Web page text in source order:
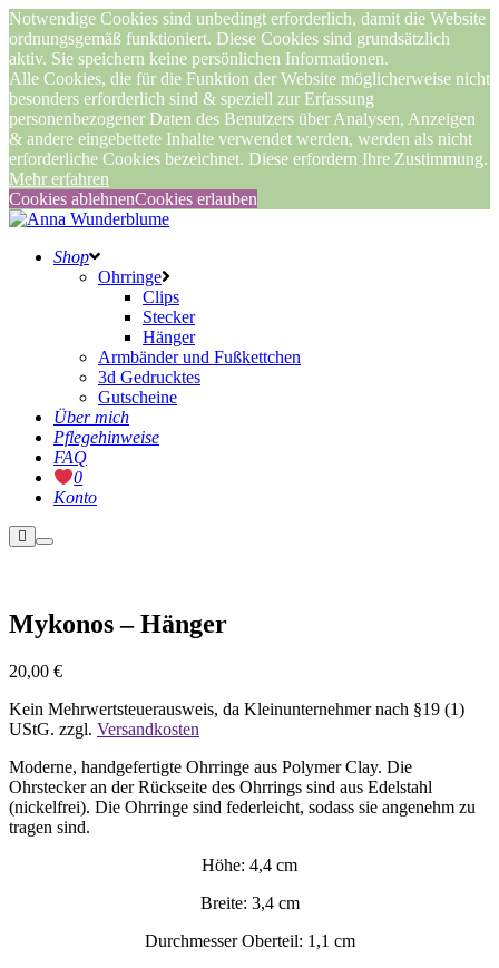
Notwendige Cookies sind unbedingt erforderlich, damit die Website
ordnungsgemäß funktioniert. Diese Cookies sind grundsätzlich
aktiv. Sie speichern keine persönlichen Informationen.
Alle Cookies, die für die Funktion der Website möglicherweise nicht
besonders erforderlich sind & speziell zur Erfassung
personenbezogener Daten des Benutzers über Analysen, Anzeigen
& andere eingebettete Inhalte verwendet werden, werden als nicht
erforderliche Cookies bezeichnet. Diese erfordern Ihre Zustimmung.
Mehr erfahren
Cookies ablehnenCookies erlauben
Shop
Ohrringe
Clips
Stecker
Hänger
Armbänder und Fußkettchen
3d Gedrucktes
Gutscheine
Über mich
Pflegehinweise
FAQ
0
Konto
Weitere
Informationen
Hauptmenü
Mykonos – Hänger
20,00 €
Kein Mehrwertsteuerausweis, da Kleinunternehmer nach §19 (1)
UStG. zzgl. Versandkosten
Moderne, handgefertigte Ohrringe aus Polymer Clay. Die
Ohrstecker an der Rückseite des Ohrrings sind aus Edelstahl
(nickelfrei). Die Ohrringe sind federleicht, sodass sie angenehm zu
tragen sind.
Höhe: 4,4 cm
Breite: 3,4 cm
Durchmesser Oberteil: 1,1 cm